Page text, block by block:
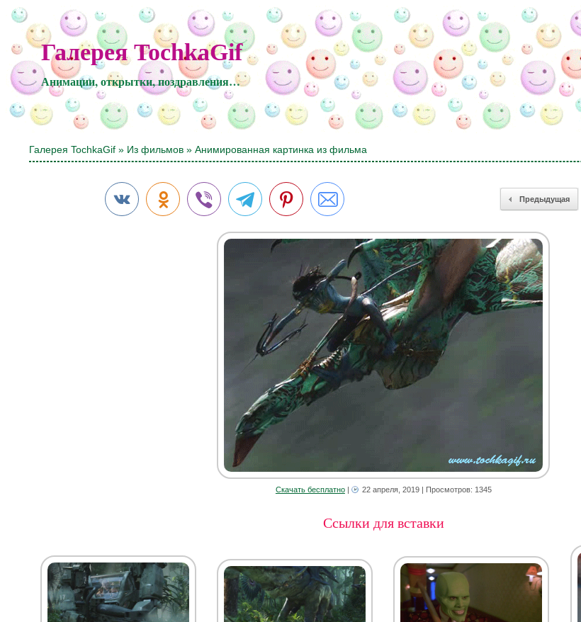
Галерея TochkaGif
Анимации, открытки, поздравления…
Галерея TochkaGif » Из фильмов » Анимированная картинка из фильма
Предыдущая
Скачать бесплатно| 22 апреля, 2019| Просмотров: 1345
Ссылки для вставки